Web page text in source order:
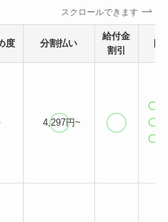
スクロールできます
度 分割払い
給付金
割引
目
4,297円~